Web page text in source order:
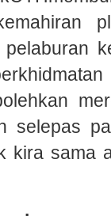
pelaburan
selepas
kira sama